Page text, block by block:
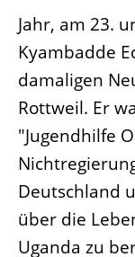
Jahr, am 23.
Kyambadde
damaligen
Rottweil. Er
"Jugendhilfe
Deutschland
über die
Uganda zu